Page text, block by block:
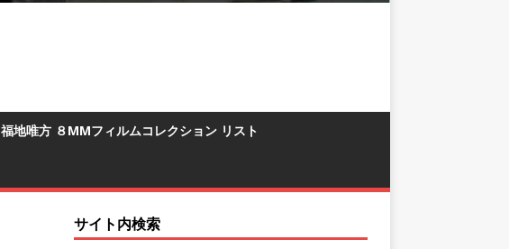
福地唯方 ８MMフィルムコレクション リスト
サイト内検索